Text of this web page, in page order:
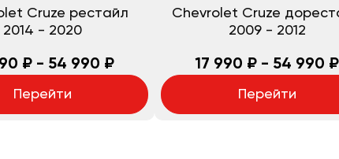
Cruze рестайл
2014 - 2020
₽ - 54 990 ₽
Перейти
Chevrolet Cruze
2009 - 2012
17 990 ₽ - 54 990 ₽
Перейти